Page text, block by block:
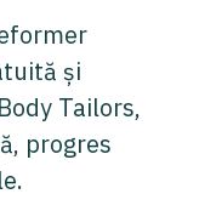
și
Tailors,
progres